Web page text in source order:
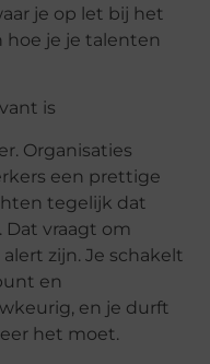
je op let bij het
hoe je je talenten
is
Organisaties
een prettige
tegelijk dat
Dat vraagt om
zijn. Je schakelt
en
en je durft
het moet.